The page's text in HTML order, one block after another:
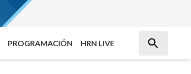
PROGRAMACIÓN HRN LIVE